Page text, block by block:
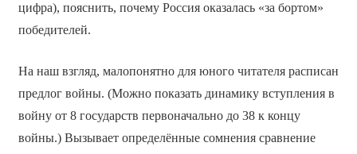
цифра), пояснить, почему Россия оказалась «за бортом»
победителей.
На наш взгляд, малопонятно для юного читателя расписан
предлог войны. (Можно показать динамику вступления в
войну от 8 государств первоначально до 38 к концу
войны.) Вызывает определённые сомнения сравнение